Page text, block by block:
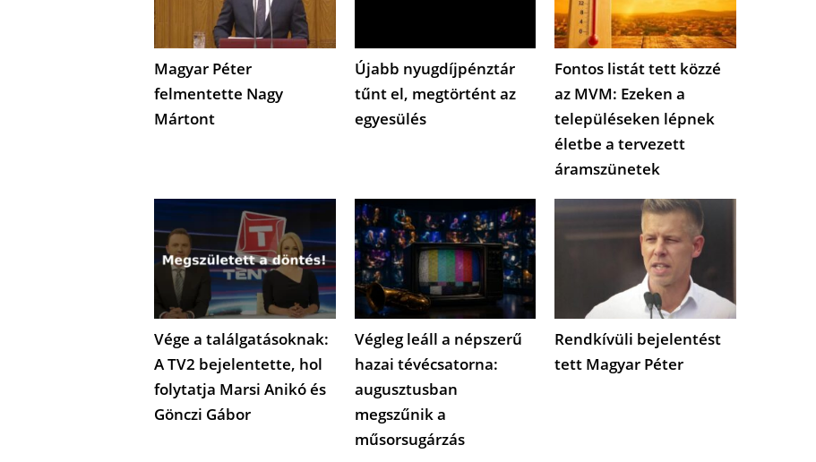
Magyar Péter
felmentette Nagy
Mártont
Újabb nyugdíjpénztár
tűnt el, megtörtént az
egyesülés
Fontos listát tett közzé
az MVM: Ezeken a
településeken lépnek
életbe a tervezett
áramszünetek
Vége a találgatásoknak:
A TV2 bejelentette, hol
folytatja Marsi Anikó és
Gönczi Gábor
Végleg leáll a népszerű
hazai tévécsatorna:
augusztusban
megszűnik a
műsorsugárzás
Rendkívüli bejelentést
tett Magyar Péter